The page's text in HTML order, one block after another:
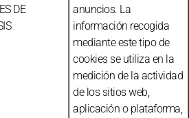
DE
anuncios. La
información recogida
mediante este tipo de
cookies se utiliza en la
medición de la actividad
de los sitios web,
aplicación o plataforma,